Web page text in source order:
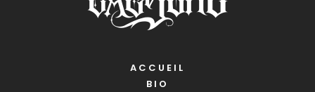
ACCUEIL
BIO